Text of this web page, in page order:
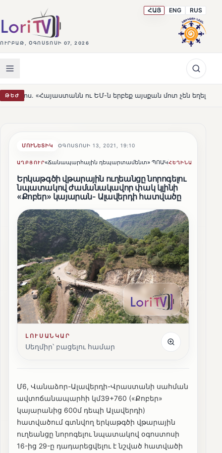
ՈՒՐԲԱԹ, ՕԳՈՍՏՈՍԻ 07, 2026
ՀԱՅ ENG RUS
ԹԵԺ ու ԵՄ-ն երբեք այսքան մոտ չեն եղել» HOT
ՄՈՒՆԵՏԻԿ ՕԳՈՍՏՈՍԻ 13, 2021, 19:10
ԱՂԲՅՈՒՐ«Ճանապարհային դեպարտամենտ» ՊՈԱԿՀԵՂԻՆԱԿ
Երկաթգծի վթարային ուղեանցը նորոգելու
նպատակով ժամանակավոր փակ կլինի
«Քոբեր» կայարան- Ալավերդի հատվածը
ԼՈՒՍԱՆԿԱՐ
Սեղմիր՝ բացելու համար
Մ6, Վանաձոր-Ալավերդի-Վրաստանի սահման
ավտոճանապարհի կմ39+760 («Քոբեր»
կայարանից 600մ դեպի Ալավերդի)
հատվածում գտնվող երկաթգծի վթարային
ուղեանցը նորոգելու նպատակով օգոստոսի
16-ից 29-ը դադարեցվելու է նշված հատվածի